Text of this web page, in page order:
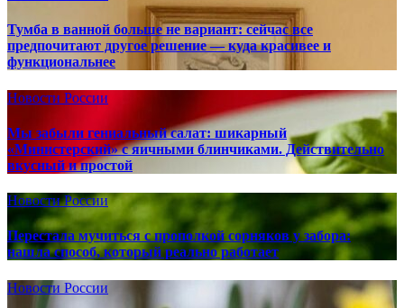
Тумба в ванной больше не вариант: сейчас все
предпочитают другое решение — куда красивее и
функциональнее
Новости России
Мы забыли гениальный салат: шикарный
«Министерский» с яичными блинчиками. Действительно
вкусный и простой
Новости России
Перестала мучиться с прополкой сорняков у забора:
нашла способ, который реально работает
Новости России